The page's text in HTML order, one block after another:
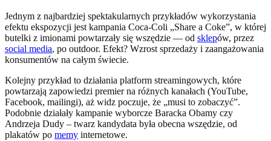
Jednym z najbardziej spektakularnych przykładów wykorzystania
efektu ekspozycji jest kampania Coca-Coli „Share a Coke”, w której
butelki z imionami powtarzały się wszędzie — od sklepów, przez
social media, po outdoor. Efekt? Wzrost sprzedaży i zaangażowania
konsumentów na całym świecie.
Kolejny przykład to działania platform streamingowych, które
powtarzają zapowiedzi premier na różnych kanałach (YouTube,
Facebook, mailingi), aż widz poczuje, że „musi to zobaczyć”.
Podobnie działały kampanie wyborcze Baracka Obamy czy
Andrzeja Dudy – twarz kandydata była obecna wszędzie, od
plakatów po memy internetowe.